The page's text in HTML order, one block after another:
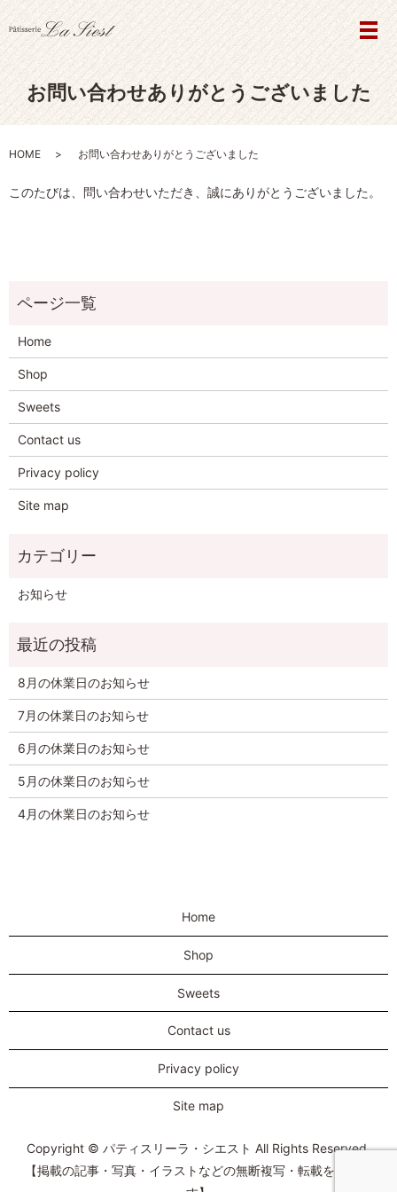
メ
お問い合わせありがとうございました
HOME お問い合わせありがとうございました
このたびは、問い合わせいただき、誠にありがとうございました。
Home
Shop
Sweets
Contact us
Privacy policy
Site map
お知らせ
8月の休業日のお知らせ
7月の休業日のお知らせ
6月の休業日のお知らせ
5月の休業日のお知らせ
4月の休業日のお知らせ
Home
Shop
Sweets
Contact us
Privacy policy
Site map
Copyright © パティスリーラ・シエスト All Rights Reserved.
【掲載の記事・写真・イラストなどの無断複写・転載を禁じま